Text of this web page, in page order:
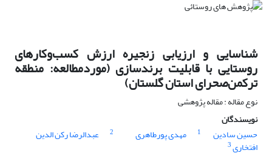
شناسایی و ارزیابی زنجیره ارزش کسب‌وکارهای
روستایی با قابلیت برندسازی (موردمطالعه: منطقه
ترکمن‌صحرای استان گلستان)
نوع مقاله : مقاله پژوهشی
نویسندگان
حسین سادین
1 مهدی پورطاهری 2 عبدالرضا رکن الدین
افتخاری3